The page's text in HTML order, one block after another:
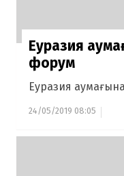
Еуразия
форум
Еуразия
24/05/2019 08:05